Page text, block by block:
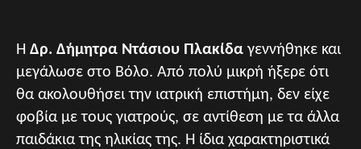
Η Δρ. Δήμητρα Ντάσιου Πλακίδα γεννήθηκε και
μεγάλωσε στο Βόλο. Από πολύ μικρή ήξερε ότι
θα ακολουθήσει την ιατρική επιστήμη, δεν είχε
φοβία με τους γιατρούς, σε αντίθεση με τα άλλα
παιδάκια της ηλικίας της. Η ίδια χαρακτηριστικά